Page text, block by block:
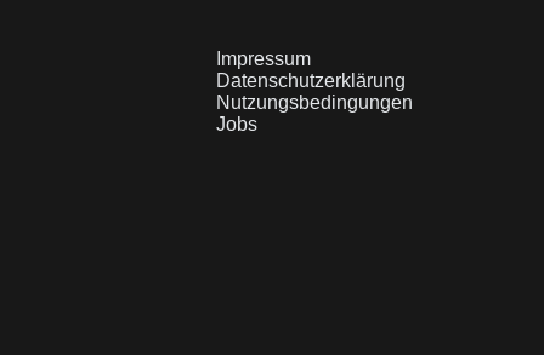
Impressum
Datenschutzerklärung
Nutzungsbedingungen
Jobs